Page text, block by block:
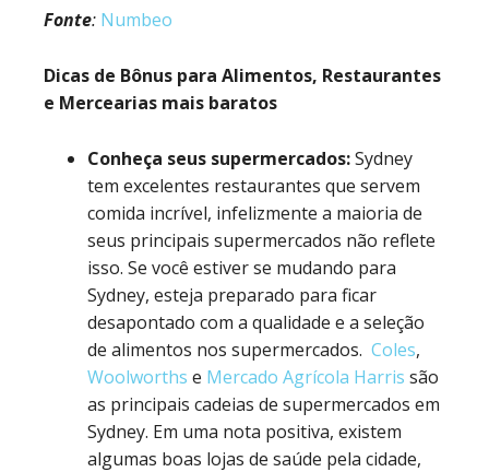
Fonte: Numbeo
Dicas de Bônus para Alimentos, Restaurantes
e Mercearias mais baratos
Conheça seus supermercados:Sydney
tem excelentes restaurantes que servem
comida incrível, infelizmente a maioria de
seus principais supermercados não reflete
isso. Se você estiver se mudando para
Sydney, esteja preparado para ficar
desapontado com a qualidade e a seleção
de alimentos nos supermercados. Coles,
Woolworths e Mercado Agrícola Harris são
as principais cadeias de supermercados em
Sydney. Em uma nota positiva, existem
algumas boas lojas de saúde pela cidade,